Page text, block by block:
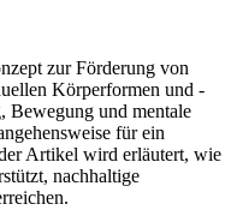
zur Förderung von
Körperformen und -
Bewegung und mentale
für ein
Artikel wird erläutert, wie
nachhaltige